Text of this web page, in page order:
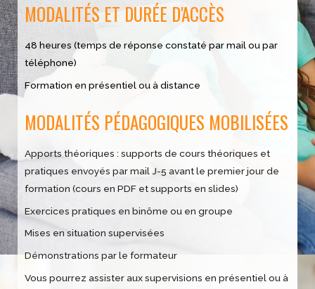
MODALITÉS ET DURÉE D'ACCÈS
48 heures (temps de réponse constaté par mail ou par
téléphone)
Formation en présentiel ou à distance
MODALITÉS PÉDAGOGIQUES MOBILISÉES
Apports théoriques : supports de cours théoriques et
pratiques envoyés par mail J-5 avant le premier jour de
formation (cours en PDF et supports en slides)
Exercices pratiques en binôme ou en groupe
Mises en situation supervisées
Démonstrations par le formateur
Vous pourrez assister aux supervisions en présentiel ou à